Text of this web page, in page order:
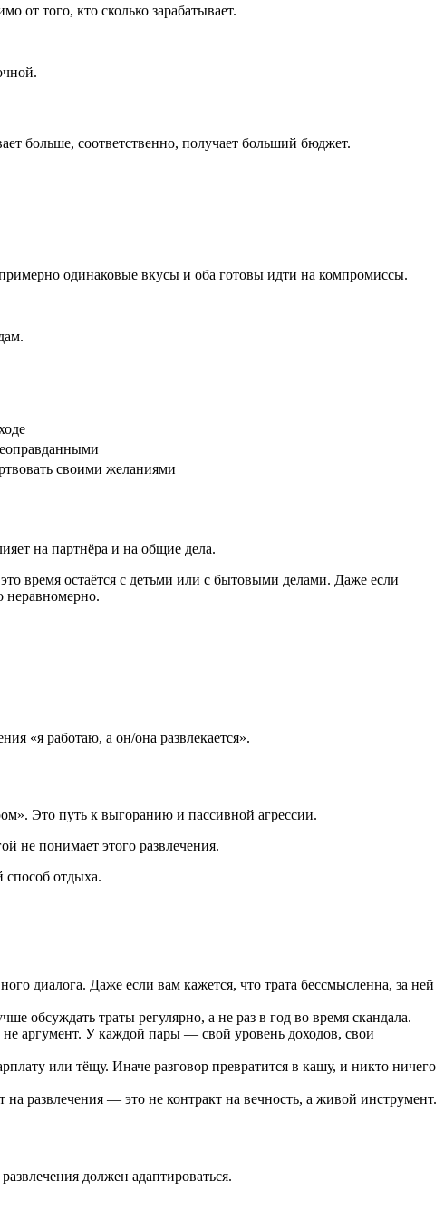
от того, кто сколько зарабатывает.
больше, соответственно, получает больший бюджет.
одинаковые вкусы и оба готовы идти на компромиссы.
своими желаниями
на партнёра и на общие дела.
время остаётся с детьми или с бытовыми делами. Даже если
неравномерно.
«я работаю, а он/она развлекается».
Это путь к выгоранию и пассивной агрессии.
не понимает этого развлечения.
способ отдыха.
диалога. Даже если вам кажется, что трата бессмысленна, за ней
обсуждать траты регулярно, а не раз в год во время скандала.
аргумент. У каждой пары — свой уровень доходов, свои
или тёщу. Иначе разговор превратится в кашу, и никто ничего
на развлечения — это не контракт на вечность, а живой инструмент.
должен адаптироваться.